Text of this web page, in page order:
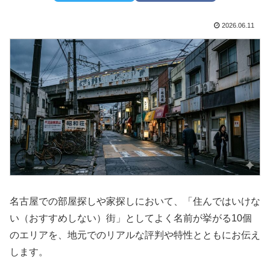
2026.06.11
名古屋での部屋探しや家探しにおいて、「住んではいけな
い（おすすめしない）街」としてよく名前が挙がる10個
のエリアを、地元でのリアルな評判や特性とともにお伝え
します。